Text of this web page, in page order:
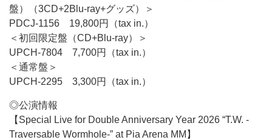
盤）（3CD+2Blu-ray+グッズ）＞
PDCJ-1156 19,800円（tax in.）
＜初回限定盤（CD+Blu-ray）＞
UPCH-7804 7,700円（tax in.）
＜通常盤＞
UPCH-2295 3,300円（tax in.）
◎公演情報
【Special Live for Double Anniversary Year 2026 “T.W. -
Traversable Wormhole-” at Pia Arena MM】